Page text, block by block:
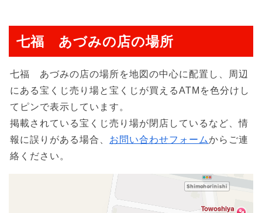
七福 あづみの店の場所
七福 あづみの店の場所を地図の中心に配置し、周辺
にある宝くじ売り場と宝くじが買えるATMを色分けし
てピンで表示しています。
掲載されている宝くじ売り場が閉店しているなど、情
報に誤りがある場合、 お問い合わせフォームからご連
絡ください。